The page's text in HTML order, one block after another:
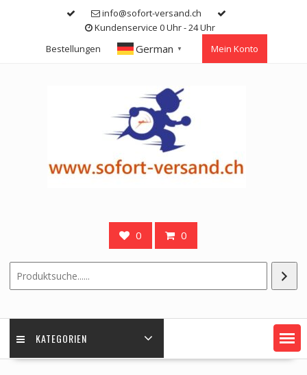
info@sofort-versand.ch
Kundenservice 0 Uhr - 24 Uhr
Bestellungen
German ▼ Mein Konto
0 0
KATEGORIEN